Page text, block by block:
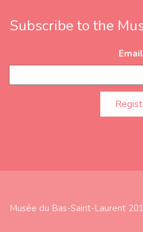
Subscribe to the
Email
Musée du Bas-Saint-Laurent